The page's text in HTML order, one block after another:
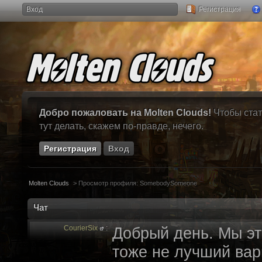
Вход Регистрация
Добро пожаловать на Molten Clouds! Чтобы
тут делать, скажем по-правде, нечего.
Регистрация Вход
Molten Clouds > Просмотр профиля: SomebodySomeone
Чат
CourierSix : Добрый день. Мы
тоже не лучший